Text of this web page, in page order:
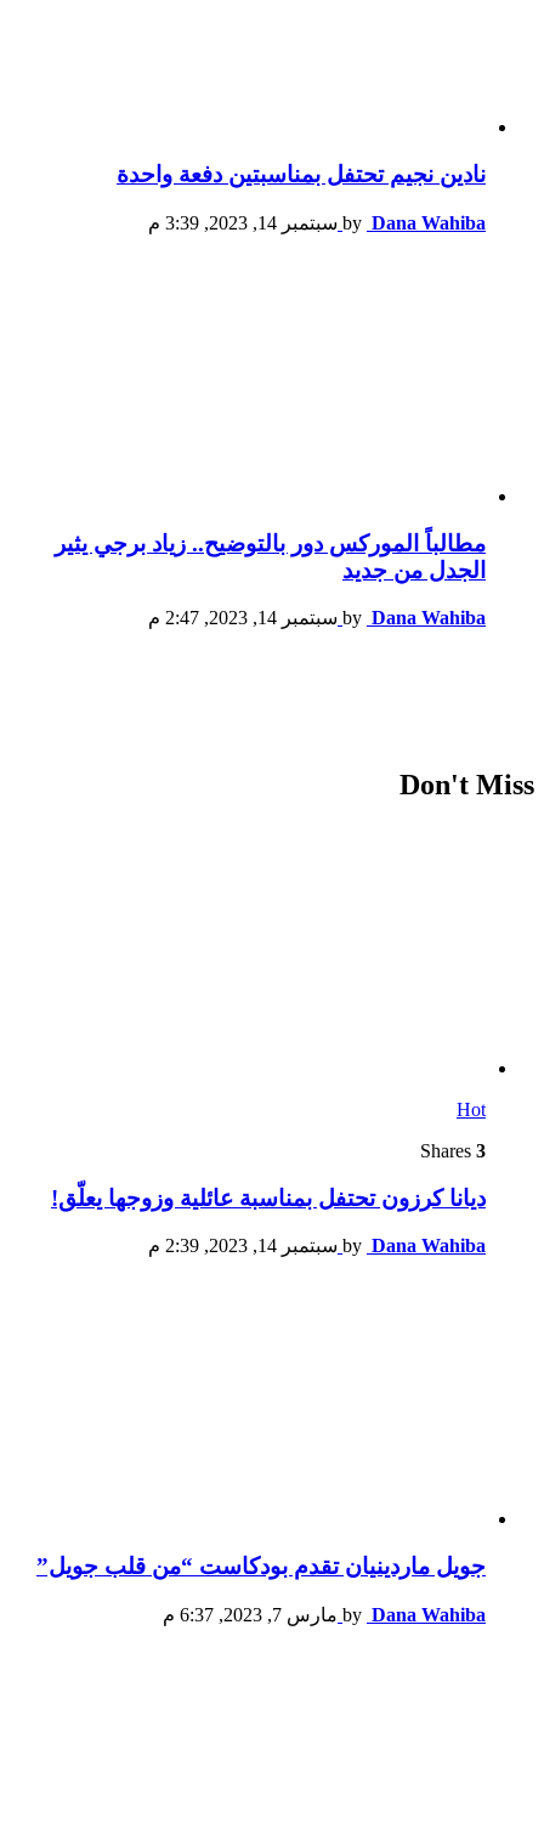
نادين نجيم تحتفل بمناسبتين دفعة واحدة
by Dana Wahiba سبتمبر 14, 2023, 3:39 م
مطالباً الموركس دور بالتوضيح.. زياد برجي يثير
الجدل من جديد
by Dana Wahiba سبتمبر 14, 2023, 2:47 م
Don't Miss
Hot
3
ديانا كرزون تحتفل بمناسبة عائلية وزوجها يعلّق!
by Dana Wahiba سبتمبر 14, 2023, 2:39 م
جويل ماردينيان تقدم بودكاست “من قلب جويل”
by Dana Wahiba مارس 7, 2023, 6:37 م